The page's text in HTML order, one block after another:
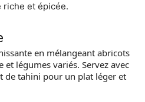
riche et épicée.
en mélangeant abricots
et légumes variés. Servez avec
de tahini pour un plat léger et